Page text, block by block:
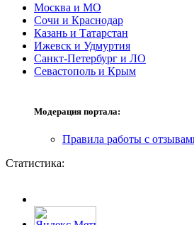
Москва и МО
Сочи и Краснодар
Казань и Татарстан
Ижевск и Удмуртия
Санкт-Петербург и ЛО
Севастополь и Крым
Модерация портала:
Правила работы с
Статистика: